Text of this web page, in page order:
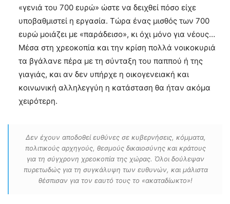
«γενιά του 700 ευρώ» ώστε να δειχθεί πόσο είχε
υποβαθμιστεί η εργασία. Τώρα ένας μισθός των 700
ευρώ μοιάζει με «παράδεισο», κι όχι μόνο για νέους…
Μέσα στη χρεοκοπία και την κρίση πολλά νοικοκυριά
τα βγάλανε πέρα με τη σύνταξη του παππού ή της
γιαγιάς, και αν δεν υπήρχε η οικογενειακή και
κοινωνική αλληλεγγύη η κατάσταση θα ήταν ακόμα
χειρότερη.
Δεν έχουν αποδοθεί ευθύνες σε κυβερνήσεις, κόμματα,
πολιτικούς αρχηγούς, θεσμούς δικαιοσύνης και κράτους
για τη σύγχρονη χρεοκοπία της χώρας. Όλοι δούλεψαν
πυρετωδώς για τη συγκάλυψη των ευθυνών, και μάλιστα
θέσπισαν για τον εαυτό τους το «ακαταδίωκτο»!